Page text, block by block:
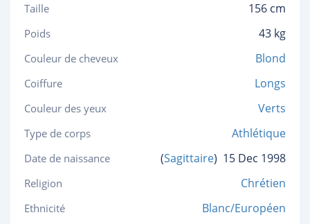
Taille 156 cm
Poids 43 kg
Couleur de cheveux Blond
Coiffure Longs
Couleur des yeux Verts
Type de corps Athlétique
Date de naissance (Sagittaire) 15 Dec 1998
Religion Chrétien
Ethnicité Blanc/Européen